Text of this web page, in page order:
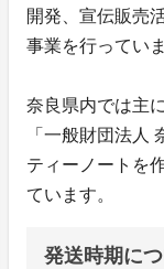
開発、宣伝販売
事業を行っていま
奈良県内では主
「一般財団法人
ティーノートを
ています。
発送時期に